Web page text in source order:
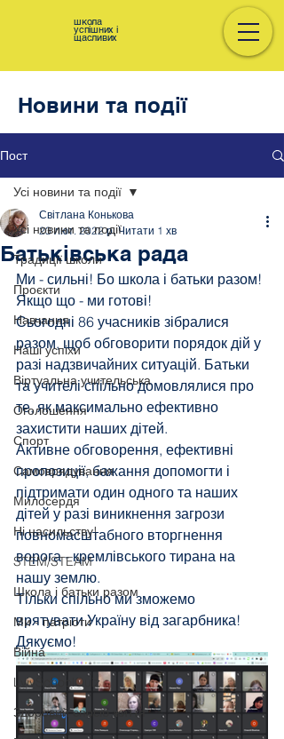
школа
успішних і
щасливих
Новини та події
Пост
Усі новини та події
Традиції школи
Проєкти
Навчання
Наші успіхи
Віртуальна учительська
Оголошення
Спорт
Самоврядування
Милосердя
Ні насильству!
STEM/STEAM
Школа і батьки разом
Ми - патріоти
Війна
LvivSchoolQuiz
Здоровий спосіб життя
Усі новини та події
Батьківська рада
Світлана Конькова
23 лют. 2022 р. Читати 1 хв
Ми - сильні! Бо школа і батьки разом!
Якщо що - ми готові!
Сьогодні 86 учасників зібралися
разом, щоб обговорити порядок дій у
разі надзвичайних ситуацій. Батьки
та учителі спільно домовлялися про
те, як максимально ефективно
захистити наших дітей.
Активне обговорення, ефективні
пропозиції, бажання допомогти і
підтримати один одного та наших
дітей у разі виникнення загрози
повномасштабного вторгнення
ворога - кремлівського тирана на
нашу землю.
Тільки спільно ми зможемо
врятувати Україну від загарбника!
Дякуємо!